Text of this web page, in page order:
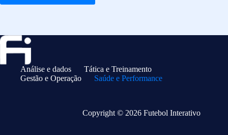
Análise e dados
Tática e Treinamento
Gestão e Operação
Saúde e Performance
Copyright © 2026 Futebol Interativo